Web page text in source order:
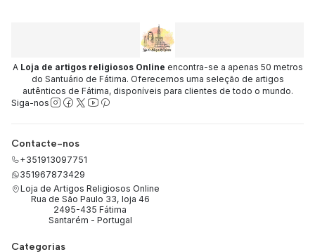
A Loja de artigos religiosos Online encontra-se a apenas 50 metros
do Santuário de Fátima. Oferecemos uma seleção de artigos
autênticos de Fátima, disponíveis para clientes de todo o mundo.
Siga-nos
Contacte-nos
+351913097751
351967873429
Loja de Artigos Religiosos Online
Rua de São Paulo 33, loja 46
2495-435 Fátima
Santarém - Portugal
Categorias